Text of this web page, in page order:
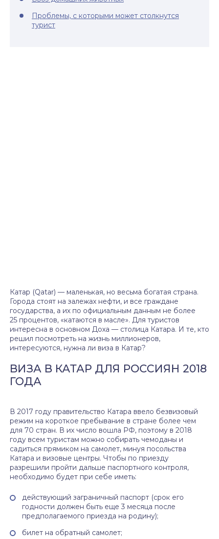
Проблемы, с которыми может столкнутся
турист
Катар (Qatar) — маленькая, но весьма богатая страна.
Города стоят на залежах нефти, и все граждане
государства, а их по официальным данным не более
25 процентов, «катаются в масле». Для туристов
интересна в основном Доха — столица Катара. И те, кто
решил посмотреть на жизнь миллионеров,
интересуются, нужна ли виза в Катар?
ВИЗА В КАТАР ДЛЯ РОССИЯН 2018
ГОДА
В 2017 году правительство Катара ввело безвизовый
режим на короткое пребывание в стране более чем
для 70 стран. В их число вошла РФ, поэтому в 2018
году всем туристам можно собирать чемоданы и
садиться прямиком на самолет, минуя посольства
Катара и визовые центры. Чтобы по приезду
разрешили пройти дальше паспортного контроля,
необходимо будет при себе иметь:
действующий заграничный паспорт (срок его
годности должен быть еще 3 месяца после
предполагаемого приезда на родину);
билет на обратный самолет;